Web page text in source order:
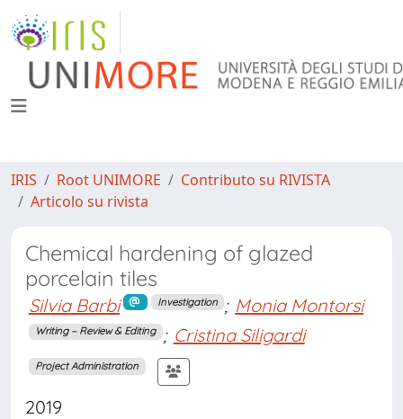
IRIS Root UNIMORE
Contributo su RIVISTA
Articolo su rivista
Chemical hardening of glazed
porcelain tiles
Silvia Barbi Investigation ; Monia Montorsi
Writing – Review & Editing ; Cristina Siligardi
Project Administration
2019